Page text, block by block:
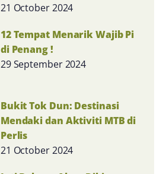
21 October 2024
12 Tempat Menarik Wajib Pi
di Penang !
29 September 2024
Bukit Tok Dun: Destinasi
Mendaki dan Aktiviti MTB di
Perlis
21 October 2024